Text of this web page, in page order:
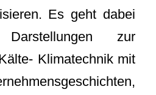
Es geht dabei
zur
Klimatechnik mit